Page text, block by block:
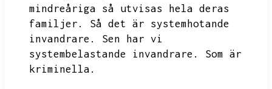
mindreåriga så utvisas hela deras
familjer.
Så det är systemhotande
invandrare.
Sen har vi
systembelastande invandrare.
Som är
kriminella.